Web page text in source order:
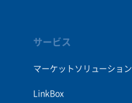
サービス
マーケットソリューション
LinkBox